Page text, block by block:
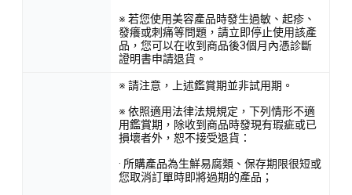
※ 若您使用美容產品時發生過敏、起疹、
發癢或刺痛等問題，請立即停止使用該產
品，您可以在收到商品後3個月內憑診斷
證明書申請退貨。
※ 請注意，上述鑑賞期並非試用期。
※ 依照適用法律法規規定，下列情形不適
用鑑賞期，除收到商品時發現有瑕疵或已
損壞者外，恕不接受退貨：
· 所購產品為生鮮易腐類、保存期限很短或
您取消訂單時即將過期的產品；